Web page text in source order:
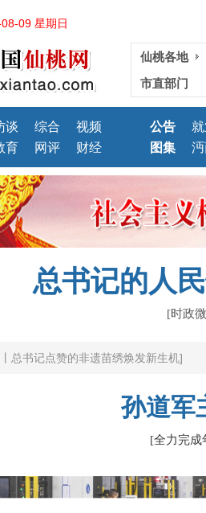
09 星期日
仙桃各地
市直部门
谈 综合
视频
育 网评 财经
公告
图集
总书记的人
[时政
书记点赞的非遗苗绣焕发新生机]
孙道军
[全力完成